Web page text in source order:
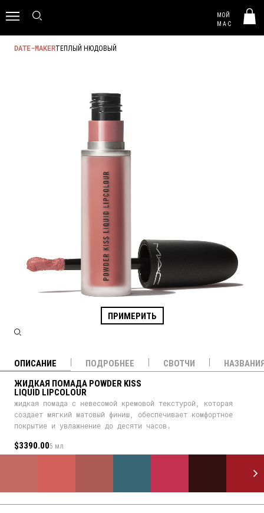
МОЙ
M·A·C
DATE-MAKERТЕПЛЫЙ НЮДОВЫЙ
ПРИМЕРИТЬ
ОПИСАНИЕ ПОДРОБНЕЕ СВОТЧИ
ЖИДКАЯ ПОМАДА POWDER KISS
LIQUID LIPCOLOUR
жидкая помада с невесомой кремовой текстурой, которая
создает мягкий матовый финиш, обеспечивает комфортное
покрытие и увлажнение до десяти часов.
$3390.005 мл